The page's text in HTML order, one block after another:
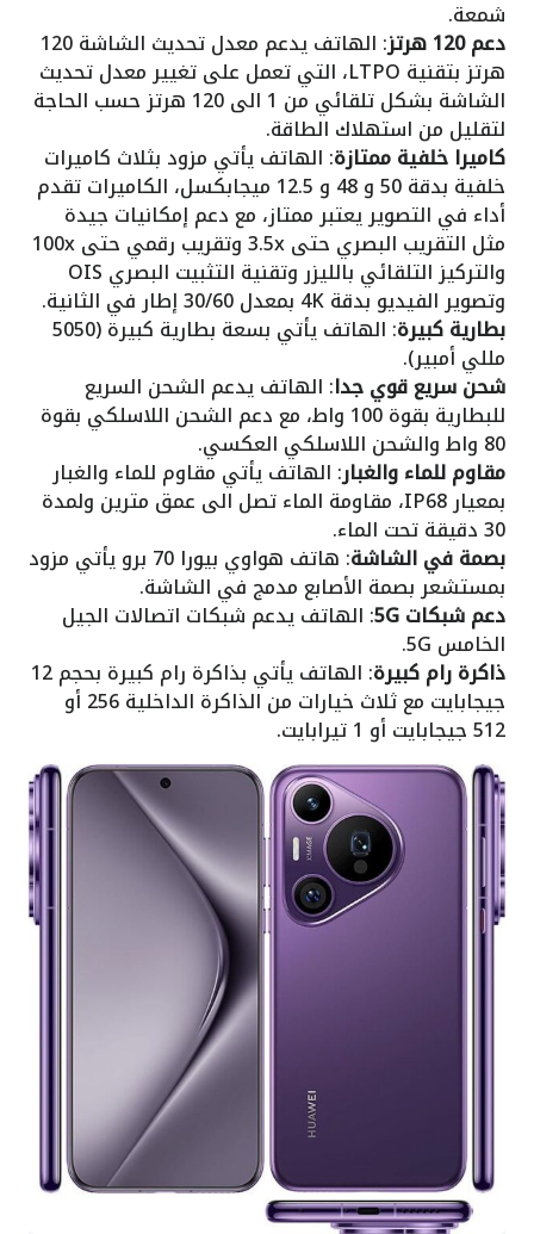
شمعة.
دعم 120 هرتز : الهاتف يدعم معدل تحديث الشاشة 120
هرتز بتقنية LTPO، التي تعمل على تغيير معدل تحديث
الشاشة بشكل تلقائي من 1 الى 120 هرتز حسب الحاجة
لتقليل من استهلاك الطاقة.
كاميرا خلفية ممتازة: الهاتف يأتي مزود بثلاث كاميرات
خلفية بدقة 50 و 48 و 12.5 ميجابكسل، الكاميرات تقدم
أداء في التصوير يعتبر ممتاز، مع دعم إمكانيات جيدة
مثل التقريب البصري حتى 3.5x وتقريب رقمي حتى 100x
والتركيز التلقائي بالليزر وتقنية التثبيت البصري OIS
وتصوير الفيديو بدقة 4K بمعدل 30/60 إطار في الثانية.
بطارية كبيرة : الهاتف يأتي بسعة بطارية كبيرة (5050
مللي أمبير).
شحن سريع قوي جدا: الهاتف يدعم الشحن السريع
للبطارية بقوة 100 واط، مع دعم الشحن اللاسلكي بقوة
80 واط والشحن اللاسلكي العكسي.
مقاوم للماء والغبار: الهاتف يأتي مقاوم للماء والغبار
بمعيار IP68، مقاومة الماء تصل الى عمق مترين ولمدة
30 دقيقة تحت الماء.
بصمة في الشاشة : هاتف هواوي بيورا 70 برو يأتي مزود
بمستشعر بصمة الأصابع مدمج في الشاشة.
دعم شبكات 5G : الهاتف يدعم شبكات اتصالات الجيل
الخامس 5G.
ذاكرة رام كبيرة : الهاتف يأتي بذاكرة رام كبيرة بحجم 12
جيجابايت مع ثلاث خيارات من الذاكرة الداخلية 256 أو
512 جيجابايت أو 1 تيرابايت.